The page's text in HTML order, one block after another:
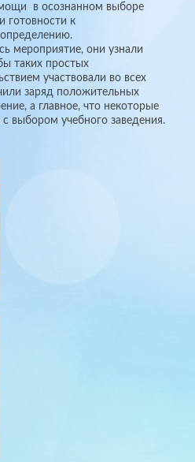
в осознанном выборе
готовности к
мероприятие, они узнали
таких простых
участвовали во всех
заряд положительных
а главное, что некоторые
выбором учебного заведения.